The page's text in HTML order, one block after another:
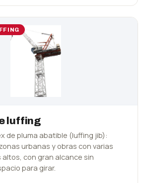
luffing
de pluma abatible (luffing jib):
urbanas y obras con varias
con gran alcance sin
para girar.